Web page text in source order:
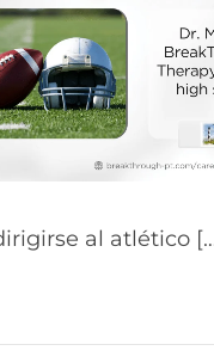
al atlético